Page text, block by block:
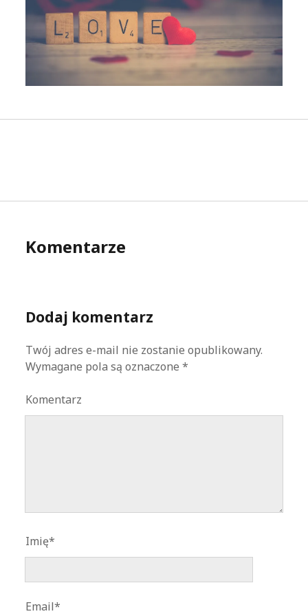
Komentarze
Dodaj komentarz
Twój adres e-mail nie zostanie opublikowany.
Wymagane pola są oznaczone*
Komentarz
Imię*
Email*